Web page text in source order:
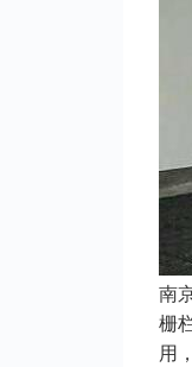
南
栅
用